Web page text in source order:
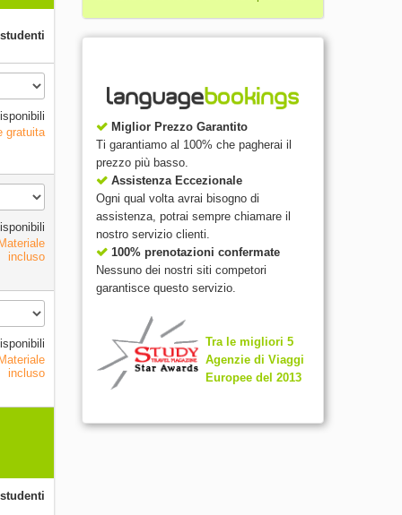
studenti
gratuita
incluso
incluso
studenti
Miglior Prezzo Garantito
Ti garantiamo al 100% che pagherai il
prezzo più basso.
Assistenza Eccezionale
Ogni qual volta avrai bisogno di
assistenza, potrai sempre chiamare il
nostro servizio clienti.
100% prenotazioni confermate
Nessuno dei nostri siti competori
garantisce questo servizio.
Tra le migliori 5
Agenzie di Viaggi
Europee del 2013